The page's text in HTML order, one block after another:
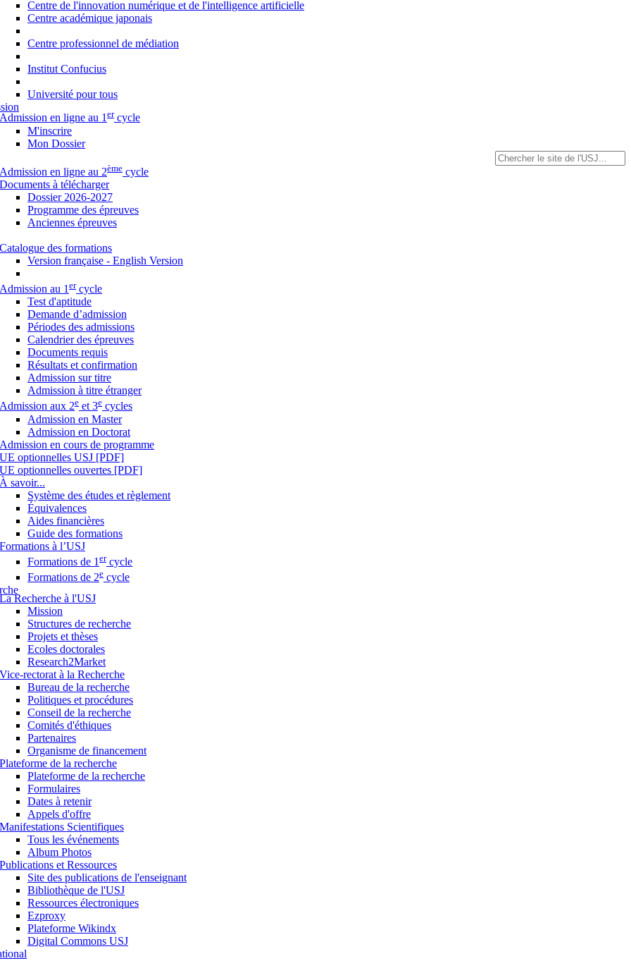
Centre de l'innovation numérique et de l'intelligence artificielle
Centre académique japonais
Centre professionnel de médiation
Institut Confucius
Université pour tous
Admission en ligne au 1ercycle
M'inscrire
Mon Dossier
Admission en ligne au 2ème cycle
Documents à télécharger
Dossier 2026-2027
Programme des épreuves
Anciennes épreuves
Catalogue des formations
Version française - English Version
Admission au 1 ercycle
Test d'aptitude
Demande d’admission
Périodes des admissions
Calendrier des épreuves
Documents requis
Résultats et confirmation
Admission sur titre
Admission à titre étranger
Admission aux 2e et 3e cycles
Admission en Master
Admission en Doctorat
Admission en cours de programme
UE optionnelles USJ [PDF]
UE optionnelles ouvertes [PDF]
À savoir...
Système des études et règlement
Équivalences
Aides financières
Guide des formations
Formations à l’USJ
Formations de 1 ercycle
Formations de 2e cycle
La Recherche à l'USJ
Mission
Structures de recherche
Projets et thèses
Ecoles doctorales
Research2Market
Vice-rectorat à la Recherche
Bureau de la recherche
Politiques et procédures
Conseil de la recherche
Comités d'éthiques
Partenaires
Organisme de financement
Plateforme de la recherche
Plateforme de la recherche
Formulaires
Dates à retenir
Appels d'offre
Manifestations Scientifiques
Tous les événements
Album Photos
Publications et Ressources
Site des publications de l'enseignant
Bibliothèque de l'USJ
Ressources électroniques
Ezproxy
Plateforme Wikindx
Digital Commons USJ